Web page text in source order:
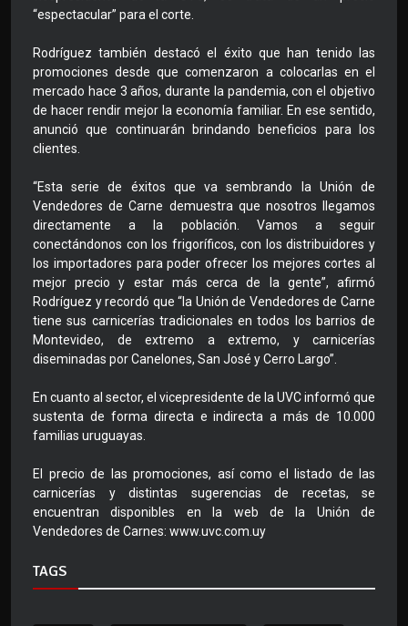
“espectacular” para el corte.
Rodríguez también destacó el éxito que han tenido las
promociones desde que comenzaron a colocarlas en el
mercado hace 3 años, durante la pandemia, con el objetivo
de hacer rendir mejor la economía familiar. En ese sentido,
anunció que continuarán brindando beneficios para los
clientes.
“Esta serie de éxitos que va sembrando la Unión de
Vendedores de Carne demuestra que nosotros llegamos
directamente a la población. Vamos a seguir
conectándonos con los frigoríficos, con los distribuidores y
los importadores para poder ofrecer los mejores cortes al
mejor precio y estar más cerca de la gente”, afirmó
Rodríguez y recordó que “la Unión de Vendedores de Carne
tiene sus carnicerías tradicionales en todos los barrios de
Montevideo, de extremo a extremo, y carnicerías
diseminadas por Canelones, San José y Cerro Largo”.
En cuanto al sector, el vicepresidente de la UVC informó que
sustenta de forma directa e indirecta a más de 10.000
familias uruguayas.
El precio de las promociones, así como el listado de las
carnicerías y distintas sugerencias de recetas, se
encuentran disponibles en la web de la Unión de
Vendedores de Carnes: www.uvc.com.uy
TAGS